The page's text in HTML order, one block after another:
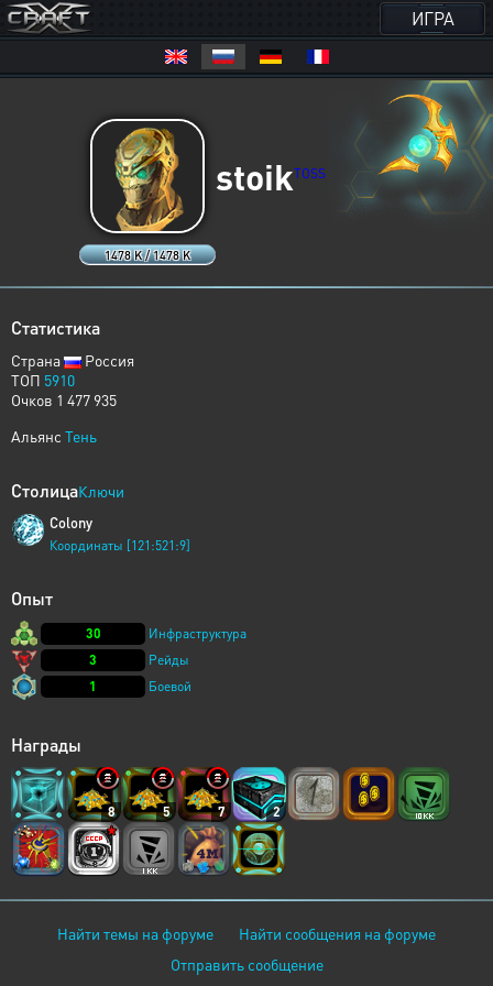
ИГРА
1478 K / 1478 K
stoikTOSS
Статистика
Страна
Россия
ТОП 5910
Очков 1 477 935
Альянс Тень
СтолицаКлючи
Colony
Координаты [121:521:9]
Опыт
30
Инфраструктура
3
Рейды
1
Боевой
Награды
8 5 7 2
Найти темы на форуме
Найти сообщения на форуме
Отправить сообщение